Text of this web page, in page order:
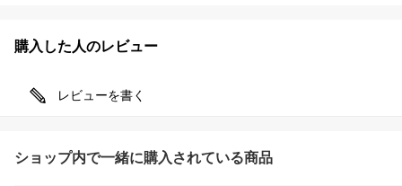
購入した人のレビュー
レビューを書く
ショップ内で一緒に購入されている商品